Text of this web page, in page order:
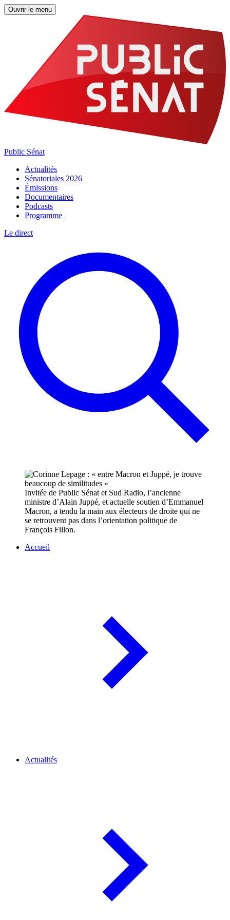
Ouvrir le menu
Public Sénat
Actualités
Sénatoriales 2026
Émissions
Documentaires
Podcasts
Programme
Le direct
Invitée de Public Sénat et Sud Radio, l’ancienne
ministre d’Alain Juppé, et actuelle soutien d’Emmanuel
Macron, a tendu la main aux électeurs de droite qui ne
se retrouvent pas dans l’orientation politique de
François Fillon.
Accueil
Actualités